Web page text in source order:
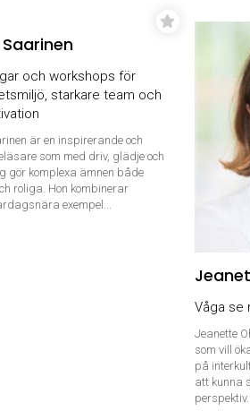
och workshops för
starkare team och
är en inspirerande och
som med driv, glädje och
gör komplexa ämnen både
roliga. Hon kombinerar
exempel...
Våga se
Jeanette
som vill
på
att kunna
perspektiv.